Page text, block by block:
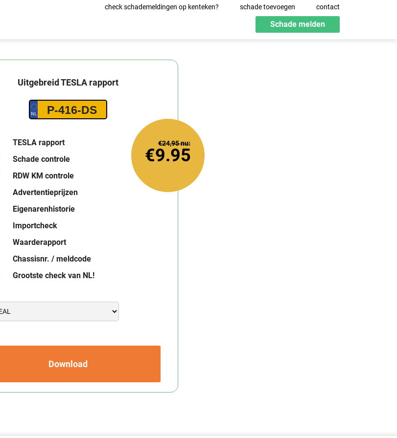
check schademeldingen op kenteken? schade toevoegen contact
Schade melden
Uitgebreid TESLA rapport
P-416-DS
TESLA rapport
Schade controle
RDW KM controle
Advertentieprijzen
Eigenarenhistorie
Importcheck
Waarderapport
Chassisnr. / meldcode
Grootste check van NL!
Download
€9.95
€24,95nu: